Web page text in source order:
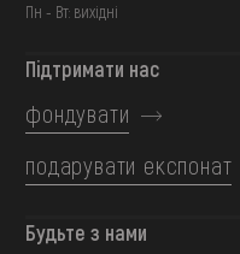
Пн - Вт: вихідні
Підтримати нас
фондувати
подарувати експонат
Будьте з нами